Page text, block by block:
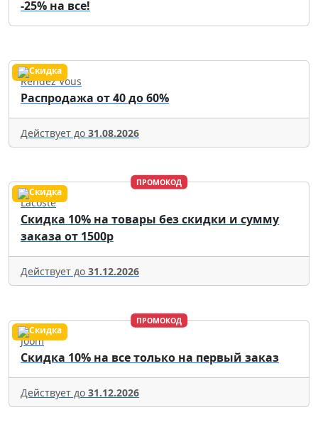
-25% на все!
Rendez Vous
Распродажа от 40 до 60%
Действует до 31.08.2026
ПРОМОКОД
Lacoste
Скидка 10% на товары без скидки и сумму
заказа от 1500р
Действует до 31.12.2026
ПРОМОКОД
Joom
Скидка 10% на все только на первый заказ
Действует до 31.12.2026